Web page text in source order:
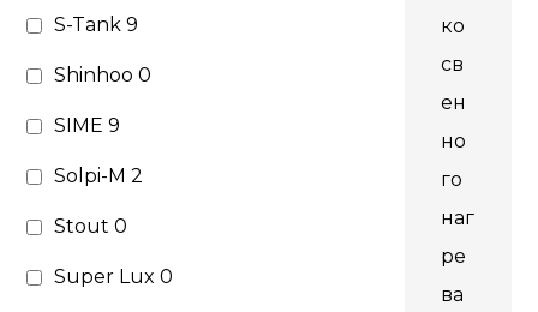
S-Tank9
Shinhoo0
SIME9
Solpi-M2
Stout0
Super Lux0
ко
св
ен
но
го
наг
ре
ва